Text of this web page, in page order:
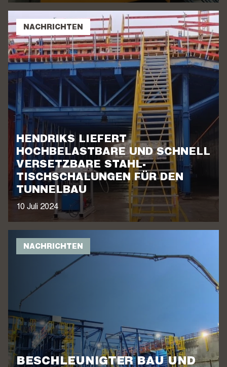
NACHRICHTEN
HENDRIKS LIEFERT
HOCHBELASTBARE UND SCHNELL
VERSETZBARE STAHL-
TISCHSCHALUNGEN FÜR DEN
TUNNELBAU
10 Juli 2024
NACHRICHTEN
BESCHLEUNIGTER BAU UND